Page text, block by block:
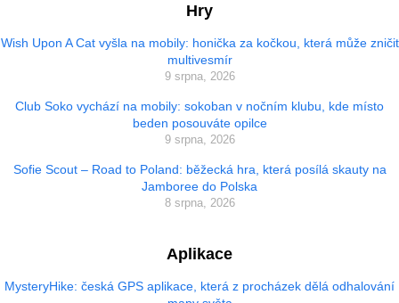
Hry
Wish Upon A Cat vyšla na mobily: honička za kočkou, která může zničit
multivesmír
9 srpna, 2026
Club Soko vychází na mobily: sokoban v nočním klubu, kde místo
beden posouváte opilce
9 srpna, 2026
Sofie Scout – Road to Poland: běžecká hra, která posílá skauty na
Jamboree do Polska
8 srpna, 2026
Aplikace
MysteryHike: česká GPS aplikace, která z procházek dělá odhalování